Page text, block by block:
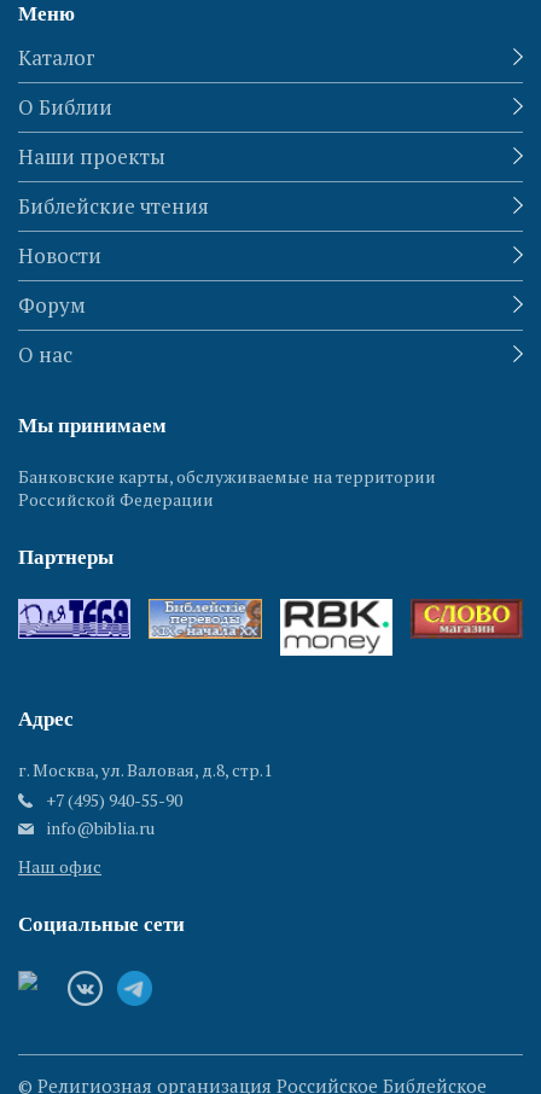
Меню
Каталог
О Библии
Наши проекты
Библейские чтения
Новости
Форум
О нас
Мы принимаем
Банковские карты, обслуживаемые на территории
Российской Федерации
Партнеры
Адрес
г. Москва, ул. Валовая, д.8, стр.1
+7 (495) 940-55-90
info@biblia.ru
Наш офис
Социальные сети
© Религиозная организация Российское Библейское